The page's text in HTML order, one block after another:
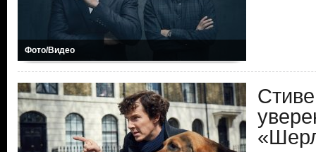
Фото/Видео